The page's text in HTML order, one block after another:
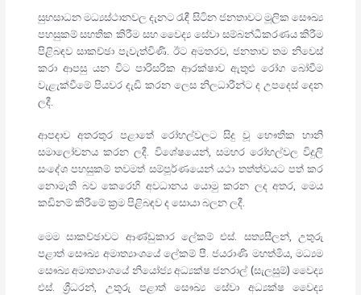
සුභසාධන මධ්‍යස්ථානවල දැනට රැඳී සිටින ජනතාවට මූලික සෞඛ්‍ය
පහසුකම් සහතික කිරීම සහ වෛද්‍ය සේවා සම්බන්ධීකරණය කිරීම
පිළිබඳව සාකච්ඡා පැවැත්විණි. ඊට අමතරව, ජනතාව තම නිවෙස්
කරා ආපසු යන විට පාරිසරික ආරක්ෂාව ඇතුළු රෝග බෝවීම
වැළැක්වීමේ පියවර දැඩි කරන ලෙස නිලධාරීන්ට ද උපදෙස් දෙන
ලදී.
ආපදාව අතරතුර පළාතේ රෝහල්වලට සිදු වූ භෞතික හානි
සමාලෝචනය කරන ලදී. විශේෂයෙන්, සමහර රෝහල්වල විදුලි
සංදේශ පහසුකම් තවමත් සම්පූර්ණයෙන් යථා තත්ත්වයට පත් කර
නොමැති බව කෙරෙහි අවධානය යොමු කරන ලද අතර, මෙය
කඩිනම් කිරීමේ ක්‍රම පිළිබඳව ද සොයා බලන ලදී.
මෙම සාකච්ඡාවට ආණ්ඩුකාර ලේකම් එස්. සත්‍යසීලන්, උතුරු
පළාත් සෞඛ්‍ය අමාත්‍යාංශයේ ලේකම් පී. ජයරාණි මහත්මිය, මධ්‍යම
සෞඛ්‍ය අමාත්‍යාංශයේ නියෝජ්‍ය අධ්‍යක්ෂ ජනරාල් (සැලසුම්) වෛද්‍ය
එස්. ශ්‍රීධරන්, උතුරු පළාත් සෞඛ්‍ය සේවා අධ්‍යක්ෂ වෛද්‍ය